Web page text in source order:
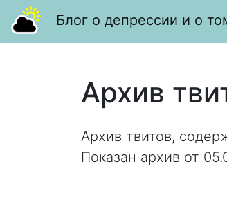
Блог о депрессии и о
Архив
Архив твитов,
Показан архив от